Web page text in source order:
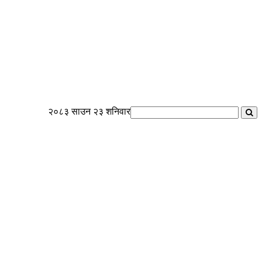
२०८३ साउन २३ शनिवार